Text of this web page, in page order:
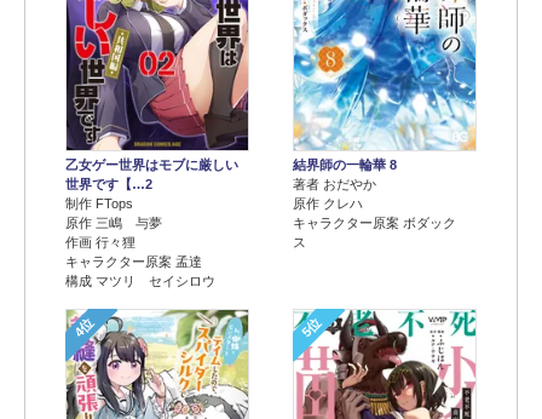
乙女ゲー世界はモブに厳しい
世界です【…2
制作 FTops
原作 三嶋 与夢
作画 行々狸
キャラクター原案 孟達
構成 マツリ セイシロウ
結界師の一輪華 8
著者 おだやか
原作 クレハ
キャラクター原案 ボダック
ス
4位 5位